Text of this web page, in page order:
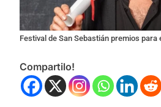
Festival de San Sebastián premios para
Compartilo!